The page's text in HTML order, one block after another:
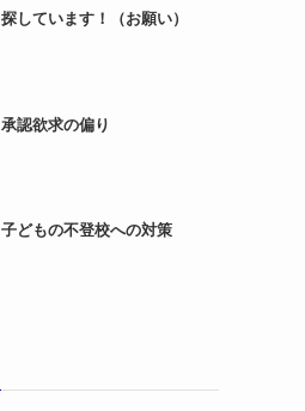
探しています！（お願い）
承認欲求の偏り
子どもの不登校への対策